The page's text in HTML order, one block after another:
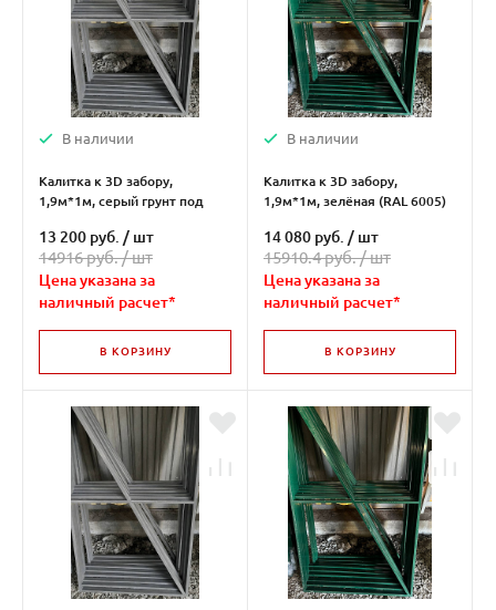
В наличии
Калитка к 3D забору,
1,9м*1м, серый грунт под
13 200 руб. / шт
14916 руб. /шт
Цена указана за
наличный расчет*
В КОРЗИНУ
В наличии
Калитка к 3D забору,
1,9м*1м, зелёная (RAL 6005)
14 080 руб. / шт
15910.4 руб. /шт
Цена указана за
наличный расчет*
В КОРЗИНУ